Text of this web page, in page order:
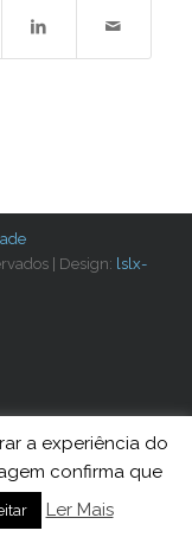
| Design: lslx-
a experiência do
confirma que
Ler Mais